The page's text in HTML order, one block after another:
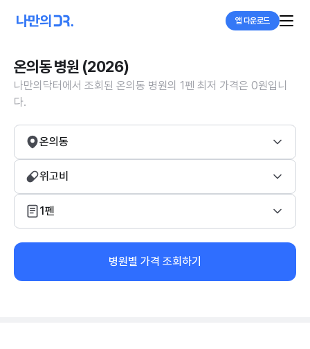
앱 다운로드
온의동 병원 (2026)
나만의닥터에서 조회된 온의동 병원의 1펜 최저 가격은 0원입니
다.
온의동
위고비
1펜
병원별 가격 조회하기